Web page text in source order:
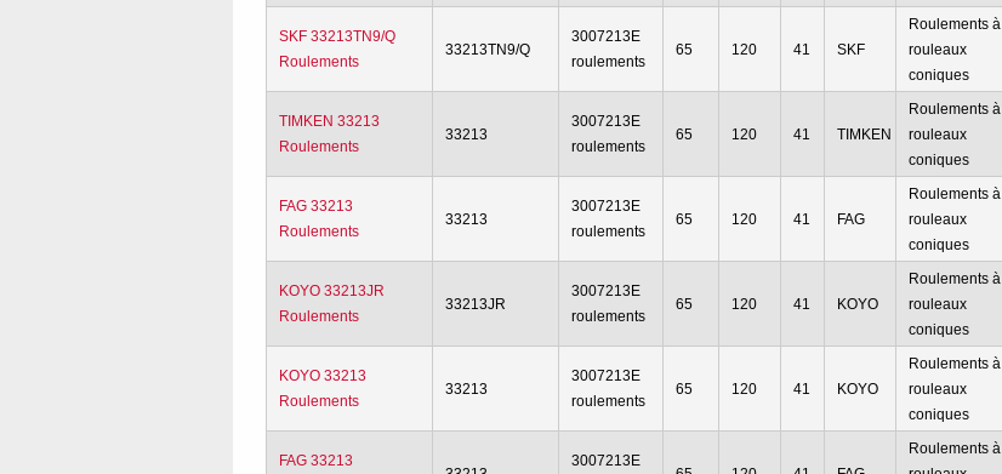
SKF 33213TN9/Q
Roulements
33213TN9/Q
3007213E
roulements
65 120 41 SKF
Roulements à
rouleaux
coniques
TIMKEN 33213
Roulements
33213
3007213E
roulements
65 120 41 TIMKEN
Roulements à
rouleaux
coniques
FAG 33213
Roulements
33213
3007213E
roulements
65 120 41 FAG
Roulements à
rouleaux
coniques
KOYO 33213JR
Roulements
33213JR
3007213E
roulements
65 120 41 KOYO
Roulements à
rouleaux
coniques
KOYO 33213
Roulements
33213
3007213E
roulements
65 120 41 KOYO
Roulements à
rouleaux
coniques
FAG 33213 3007213E
Roulements à